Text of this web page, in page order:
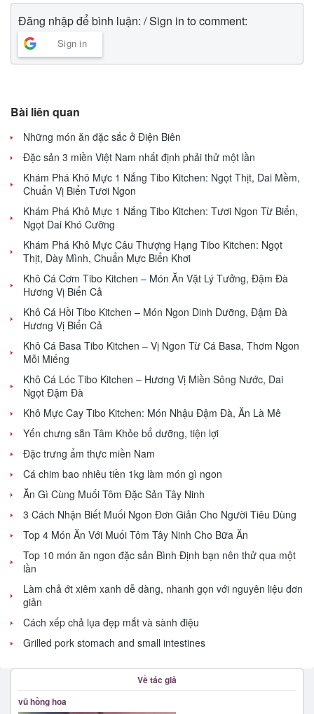
Đăng nhập để bình luận: / Sign in to comment:
Sign in
Bài liên quan
Những món ăn đặc sắc ở Điện Biên
Đặc sản 3 miền Việt Nam nhất định phải thử một lần
Khám Phá Khô Mực 1 Nắng Tibo Kitchen: Ngọt Thịt, Dai Mềm,
Chuẩn Vị Biển Tươi Ngon
Khám Phá Khô Mực 1 Nắng Tibo Kitchen: Tươi Ngon Từ Biển,
Ngọt Dai Khó Cưỡng
Khám Phá Khô Mực Câu Thượng Hạng Tibo Kitchen: Ngọt
Thịt, Dày Mình, Chuẩn Mực Biển Khơi
Khô Cá Cơm Tibo Kitchen – Món Ăn Vặt Lý Tưởng, Đậm Đà
Hương Vị Biển Cả
Khô Cá Hồi Tibo Kitchen – Món Ngon Dinh Dưỡng, Đậm Đà
Hương Vị Biển Cả
Khô Cá Basa Tibo Kitchen – Vị Ngon Từ Cá Basa, Thơm Ngon
Mỗi Miếng
Khô Cá Lóc Tibo Kitchen – Hương Vị Miền Sông Nước, Dai
Ngọt Đậm Đà
Khô Mực Cay Tibo Kitchen: Món Nhậu Đậm Đà, Ăn Là Mê
Yến chưng sẵn Tâm Khỏe bổ dưỡng, tiện lợi
Đặc trưng ẩm thực miền Nam
Cá chim bao nhiêu tiền 1kg làm món gì ngon
Ăn Gì Cùng Muối Tôm Đặc Sản Tây Ninh
3 Cách Nhận Biết Muối Ngon Đơn Giản Cho Người Tiêu Dùng
Top 4 Món Ăn Với Muối Tôm Tây Ninh Cho Bữa Ăn
Top 10 món ăn ngon đặc sản Bình Định bạn nên thử qua một
lần
Làm chả ớt xiêm xanh dễ dàng, nhanh gọn với nguyên liệu đơn
giản
Cách xếp chả lụa đẹp mắt và sành điệu
Grilled pork stomach and small intestines
Về tác giả
vũ hồng hoa